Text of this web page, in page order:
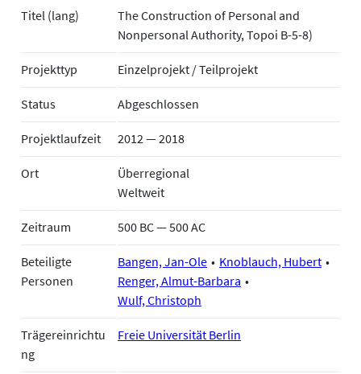
Titel (lang)
The Construction of Personal and
Nonpersonal Authority, Topoi B-5-8)
Projekttyp Einzelprojekt / Teilprojekt
Status Abgeschlossen
Projektlaufzeit 2012 — 2018
Ort
Überregional
Weltweit
Zeitraum 500 BC — 500 AC
Beteiligte
Personen
Bangen, Jan-Ole
Knoblauch, Hubert
Renger, Almut-Barbara
Wulf, Christoph
Trägereinrichtu
ng
Freie Universität Berlin